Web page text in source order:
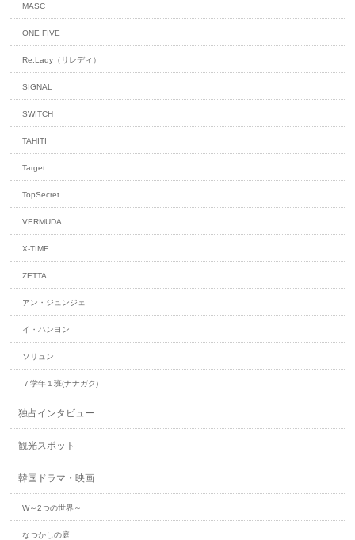
MASC
ONE FIVE
Re:Lady（リレディ）
SIGNAL
SWITCH
TAHITI
Target
TopSecret
VERMUDA
X-TIME
ZETTA
アン・ジュンジェ
イ・ハンヨン
ソリュン
７学年１班(ナナガク)
独占インタビュー
観光スポット
韓国ドラマ・映画
W～2つの世界～
なつかしの庭